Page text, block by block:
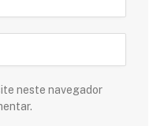
neste navegador